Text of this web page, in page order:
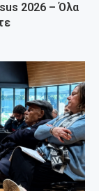
2026 – Όλα